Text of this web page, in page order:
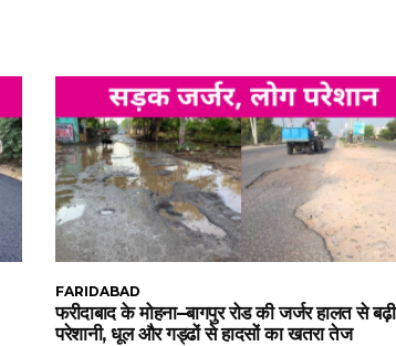
FARIDABAD
फरीदाबाद के मोहना–बागपुर रोड की जर्जर हालत से बढ़ी
परेशानी, धूल और गड्ढों से हादसों का खतरा तेज